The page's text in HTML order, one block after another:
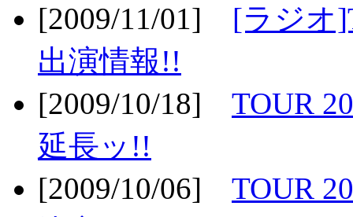
[2009/11/01] [ラジオ
出演情報!!
[2009/10/18] TOUR
延長ッ!!
[2009/10/06] TOUR